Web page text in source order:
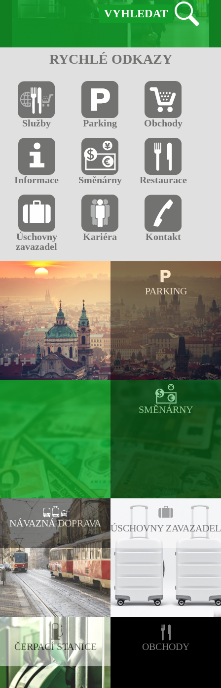
RYCHLÉ ODKAZY
Služby Parking Obchody
Informace Směnárny Restaurace
Úschovny
zavazadel
Kariéra Kontakt
PARKING
SMĚNÁRNY
NÁVAZNÁ DOPRAVA ÚSCHOVNY ZAVAZADEL
ČERPACÍ STANICE OBCHODY